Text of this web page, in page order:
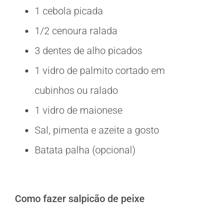
1 cebola picada
1/2 cenoura ralada
3 dentes de alho picados
1 vidro de palmito cortado em
cubinhos ou ralado
1 vidro de maionese
Sal, pimenta e azeite a gosto
Batata palha (opcional)
Como fazer salpicão de peixe